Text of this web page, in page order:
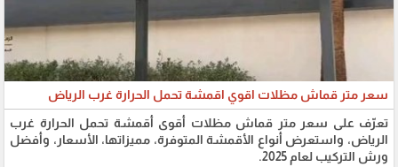
سعر متر قماش مظلات اقوي اقمشة تحمل الحرارة غرب الرياض
تعرّف على سعر متر قماش مظلات أقوى أقمشة تحمل الحرارة غرب
الرياض، واستعرض أنواع الأقمشة المتوفرة، مميزاتها، الأسعار، وأفضل
ورش التركيب لعام 2025.